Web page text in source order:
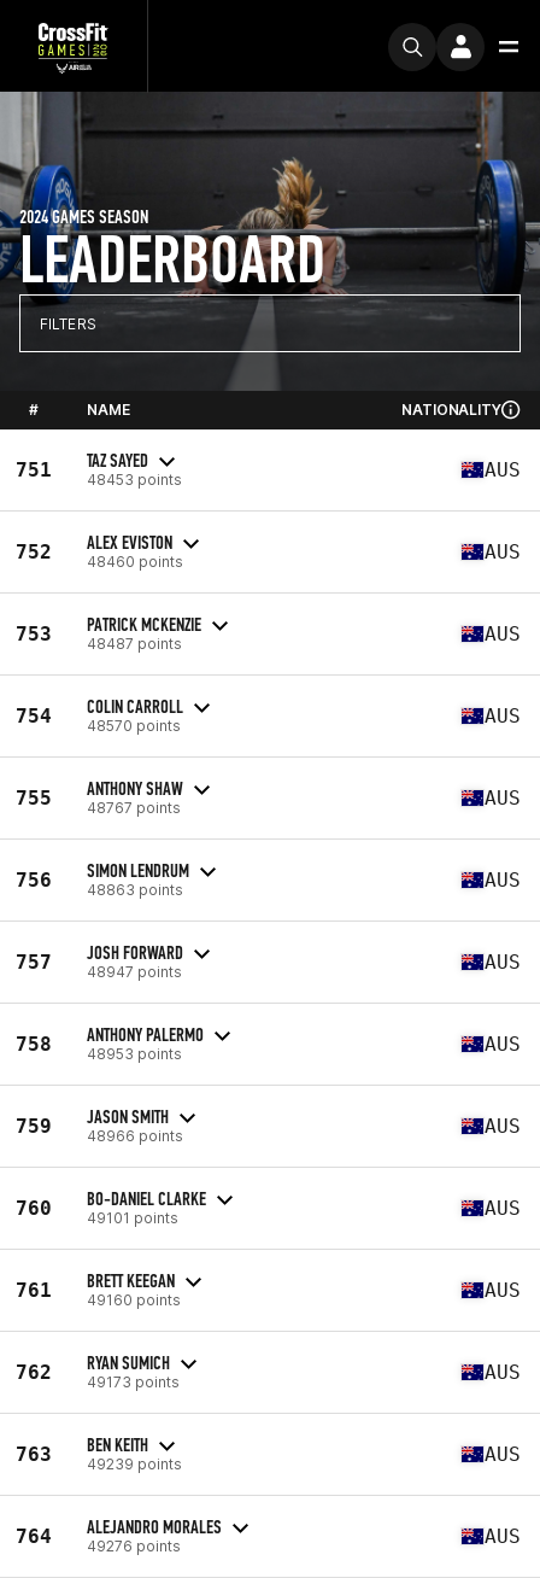
LEADERBOARD
2024 GAMES SEASON
FILTERS
# NAME NATIONALITY
751 TAZ SAYED
48453 points AUS
752 ALEX EVISTON
48460 points AUS
753 PATRICK MCKENZIE
48487 points AUS
754 COLIN CARROLL
48570 points AUS
755 ANTHONY SHAW
48767 points AUS
756 SIMON LENDRUM
48863 points AUS
757 JOSH FORWARD
48947 points AUS
758 ANTHONY PALERMO
48953 points AUS
759 JASON SMITH
48966 points AUS
760 BO-DANIEL CLARKE
49101 points AUS
761 BRETT KEEGAN
49160 points AUS
762 RYAN SUMICH
49173 points AUS
763 BEN KEITH
49239 points AUS
764 ALEJANDRO MORALES
49276 points AUS